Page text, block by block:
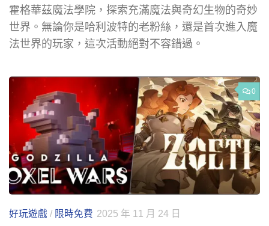
霍格華茲魔法學院，探索充滿魔法與奇幻生物的奇妙
世界。無論你是哈利波特的老粉絲，還是首次進入魔
法世界的玩家，這次活動絕對不容錯過。
0
好玩遊戲 / 限時免費 2025 年 11 月 24 日